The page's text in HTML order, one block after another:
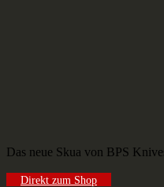
Das neue Skua von BPS
Direkt zum Shop